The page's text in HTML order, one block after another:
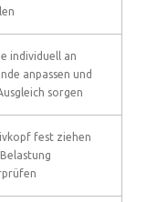
individuell an
anpassen und
sorgen
fest ziehen